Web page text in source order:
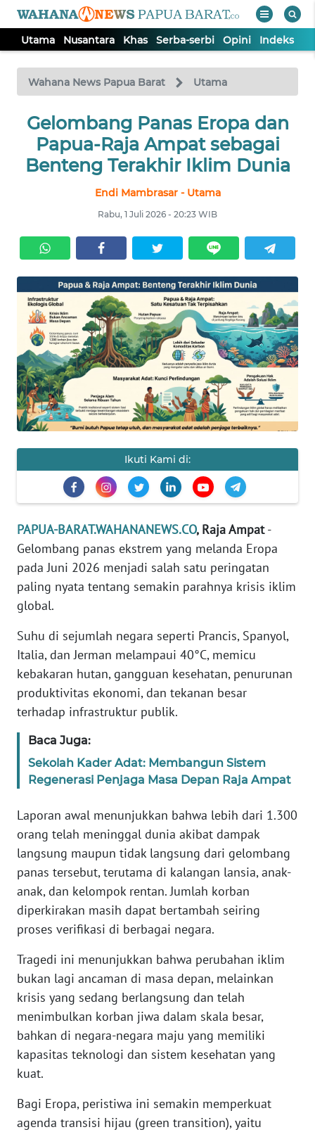
Utama Nusantara Khas Serba-serbi Opini Indeks
Wahana News Papua Barat Utama
Gelombang Panas Eropa dan
Papua-Raja Ampat sebagai
Benteng Terakhir Iklim Dunia
Endi Mambrasar - Utama
Rabu, 1 Juli 2026 - 20:23 WIB
Ikuti Kami di:
PAPUA-BARAT.WAHANANEWS.CO, Raja Ampat-
Gelombang panas ekstrem yang melanda Eropa
pada Juni 2026 menjadi salah satu peringatan
paling nyata tentang semakin parahnya krisis iklim
global.
Suhu di sejumlah negara seperti Prancis, Spanyol,
Italia, dan Jerman melampaui 40°C, memicu
kebakaran hutan, gangguan kesehatan, penurunan
produktivitas ekonomi, dan tekanan besar
terhadap infrastruktur publik.
Baca Juga:
Sekolah Kader Adat: Membangun Sistem
Regenerasi Penjaga Masa Depan Raja Ampat
Laporan awal menunjukkan bahwa lebih dari 1.300
orang telah meninggal dunia akibat dampak
langsung maupun tidak langsung dari gelombang
panas tersebut, terutama di kalangan lansia, anak-
anak, dan kelompok rentan. Jumlah korban
diperkirakan masih dapat bertambah seiring
proses verifikasi di berbagai negara.
Tragedi ini menunjukkan bahwa perubahan iklim
bukan lagi ancaman di masa depan, melainkan
krisis yang sedang berlangsung dan telah
menimbulkan korban jiwa dalam skala besar,
bahkan di negara-negara maju yang memiliki
kapasitas teknologi dan sistem kesehatan yang
kuat.
Bagi Eropa, peristiwa ini semakin memperkuat
agenda transisi hijau (green transition), yaitu
TV
Tutup
UTAMA
NUSANTARA
SERBA-
SERBI
OPINI
Informasi
INDEKS
BERITA
KONTAK
KAMI
KAMI
PEDOMAN
MEDIA
SIBER
REDAKSI
KARIR
DISCLAIMER
Wahana
Regional
WN
SUMUT
WN
JAKARTA
WN
JABAR
WN
BANTEN
WN
NTT
WN
WN